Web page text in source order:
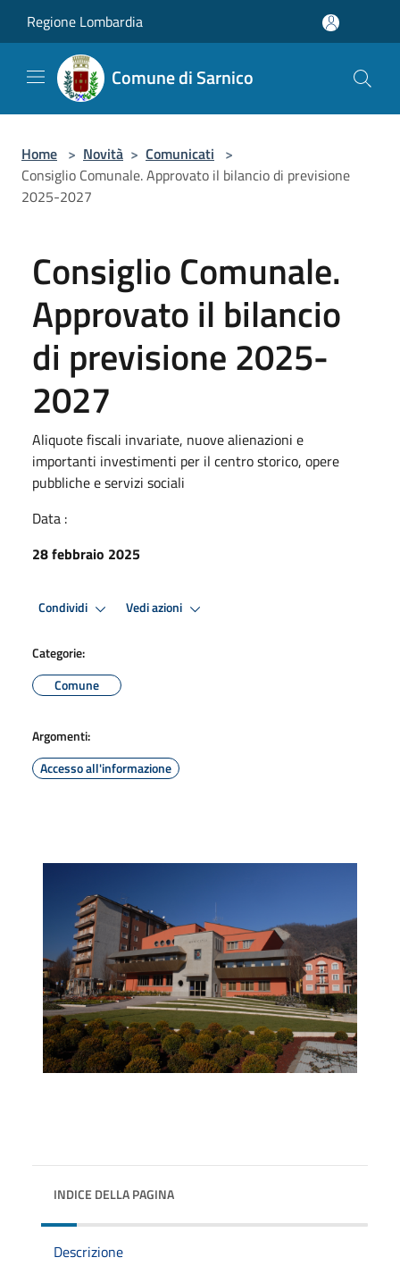
Regione Lombardia
Comune di Sarnico
Home > Novità > Comunicati >
Consiglio Comunale. Approvato il bilancio di previsione
2025-2027
Consiglio Comunale.
Approvato il bilancio
di previsione 2025-
2027
Aliquote fiscali invariate, nuove alienazioni e
importanti investimenti per il centro storico, opere
pubbliche e servizi sociali
Data :
28 febbraio 2025
Condividi Vedi azioni
Categorie:
Comune
Argomenti:
Accesso all'informazione
INDICE DELLA PAGINA
Descrizione